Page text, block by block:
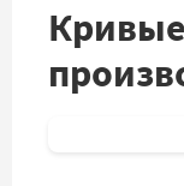
Кривые